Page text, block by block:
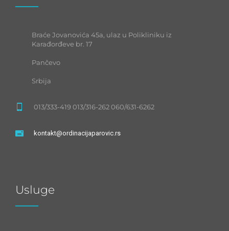
Braće Jovanovića 45a, ulaz u Polikliniku iz
Karađorđeve br. 17
Pančevo
Srbija
013/333-419 013/316-262 060/631-6262
kontakt@ordinacijaparovic.rs
Usluge